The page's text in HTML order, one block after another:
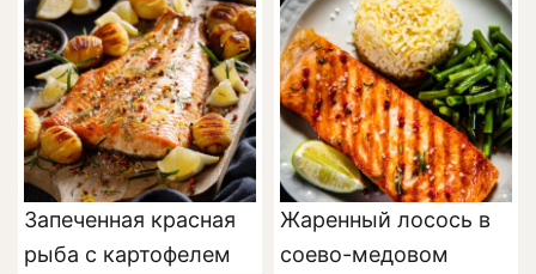
Запеченная красная
рыба с картофелем
Жаренный лосось в
соево-медовом